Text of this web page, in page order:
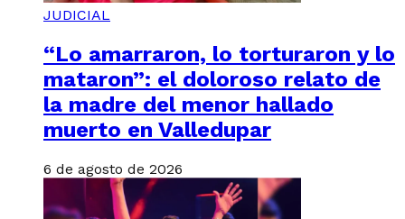
JUDICIAL
“Lo amarraron, lo torturaron y lo
mataron”: el doloroso relato de
la madre del menor hallado
muerto en Valledupar
6 de agosto de 2026